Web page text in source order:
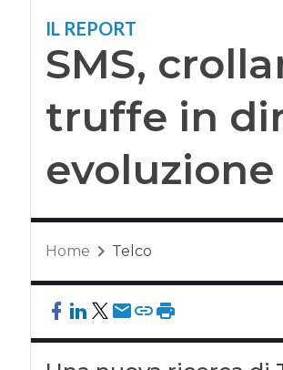
IL REPORT
SMS,
truffe in
evoluzione
Home Telco